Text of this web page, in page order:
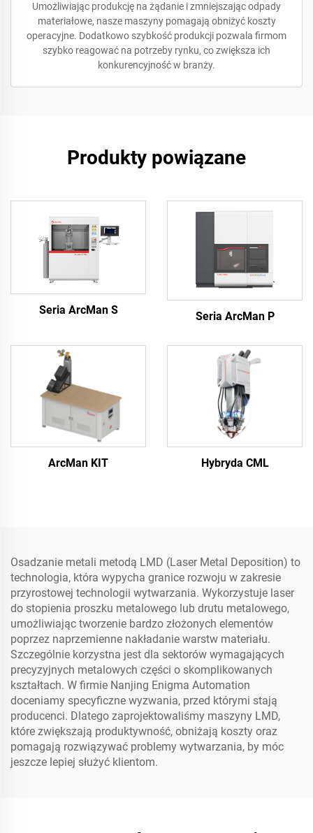
Umożliwiając produkcję na żądanie i zmniejszając odpady
materiałowe, nasze maszyny pomagają obniżyć koszty
operacyjne. Dodatkowo szybkość produkcji pozwala firmom
szybko reagować na potrzeby rynku, co zwiększa ich
konkurencyjność w branży.
Produkty powiązane
Seria ArcMan S Seria ArcMan P
ArcMan KIT Hybryda CML
Osadzanie metali metodą LMD (Laser Metal Deposition) to
technologia, która wypycha granice rozwoju w zakresie
przyrostowej technologii wytwarzania. Wykorzystuje laser
do stopienia proszku metalowego lub drutu metalowego,
umożliwiając tworzenie bardzo złożonych elementów
poprzez naprzemienne nakładanie warstw materiału.
Szczególnie korzystna jest dla sektorów wymagających
precyzyjnych metalowych części o skomplikowanych
kształtach. W firmie Nanjing Enigma Automation
doceniamy specyficzne wyzwania, przed którymi stają
producenci. Dlatego zaprojektowaliśmy maszyny LMD,
które zwiększają produktywność, obniżają koszty oraz
pomagają rozwiązywać problemy wytwarzania, by móc
jeszcze lepiej służyć klientom.